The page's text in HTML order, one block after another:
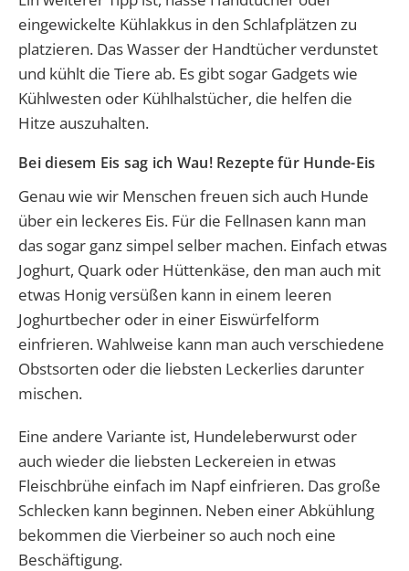
eingewickelte Kühlakkus in den Schlafplätzen zu
platzieren. Das Wasser der Handtücher verdunstet
und kühlt die Tiere ab. Es gibt sogar Gadgets wie
Kühlwesten oder Kühlhalstücher, die helfen die
Hitze auszuhalten.
Bei diesem Eis sag ich Wau! Rezepte für Hunde-Eis
Genau wie wir Menschen freuen sich auch Hunde
über ein leckeres Eis. Für die Fellnasen kann man
das sogar ganz simpel selber machen. Einfach etwas
Joghurt, Quark oder Hüttenkäse, den man auch mit
etwas Honig versüßen kann in einem leeren
Joghurtbecher oder in einer Eiswürfelform
einfrieren. Wahlweise kann man auch verschiedene
Obstsorten oder die liebsten Leckerlies darunter
mischen.
Eine andere Variante ist, Hundeleberwurst oder
auch wieder die liebsten Leckereien in etwas
Fleischbrühe einfach im Napf einfrieren. Das große
Schlecken kann beginnen. Neben einer Abkühlung
bekommen die Vierbeiner so auch noch eine
Beschäftigung.